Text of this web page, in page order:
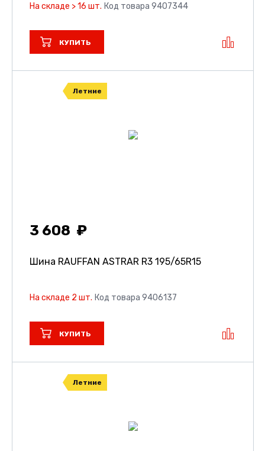
На складе > 16 шт. Код товара 9407344
КУПИТЬ
Летние
3 608
Шина RAUFFAN ASTRAR R3 195/65R15
На складе 2 шт. Код товара 9406137
КУПИТЬ
Летние